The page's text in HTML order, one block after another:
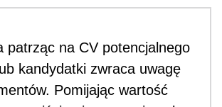
patrząc na CV potencjalnego
kandydatki zwraca uwagę
Pomijając wartość